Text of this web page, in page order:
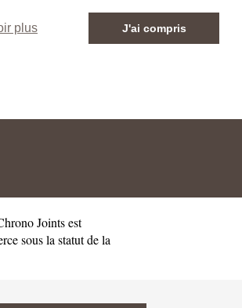
plus J'ai compris
Joints est
sous la statut de la